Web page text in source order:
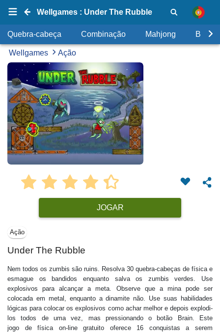
Wellgames : Under The Rubble
Quebra-cabeça Combinação Mahjong Bolhas
Wellgames Ação
JOGAR
Ação
Under The Rubble
Nem todos os zumbis são ruins. Resolva 30 quebra-cabeças de física e
esmague os bandidos enquanto salva os zumbis verdes. Use
explosivos para alcançar a meta. Observe que a mina pode ser
colocada em metal, enquanto a dinamite não. Use suas habilidades
lógicas para colocar os explosivos como achar melhor e depois explodi-
los todos de uma vez, mas pressionando o botão Brain. Este
jogo de física on-line gratuito oferece 16 conquistas a serem